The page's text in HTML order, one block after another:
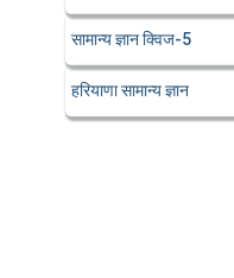
सामान्य ज्ञान क्विज-5
हरियाणा सामान्य ज्ञान